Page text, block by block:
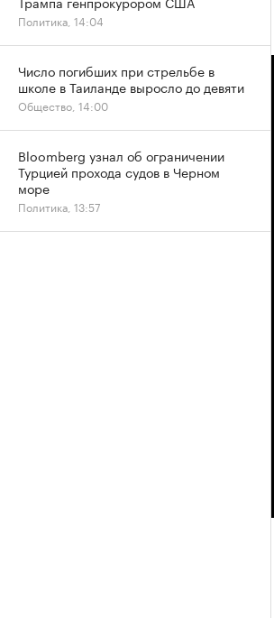
Политика, 14:04
Число погибших при стрельбе в
школе в Таиланде выросло до девяти
Общество, 14:00
Bloomberg узнал об ограничении
Турцией прохода судов в Черном
море
Политика, 13:57